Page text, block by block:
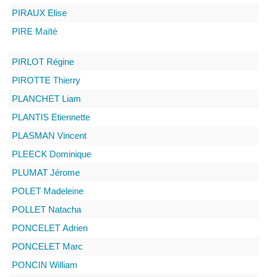
PIRAUX Elise
PIRE Maïté
PIRLOT Régine
PIROTTE Thierry
PLANCHET Liam
PLANTIS Etiennette
PLASMAN Vincent
PLEECK Dominique
PLUMAT Jérome
POLET Madeleine
POLLET Natacha
PONCELET Adrien
PONCELET Marc
PONCIN William